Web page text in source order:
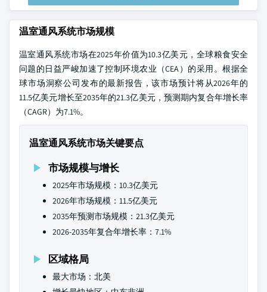
温室通风系统市场规模
温室通风系统市场在2025年价值为10.3亿美元，全球粮食安全
问题的日益严峻加速了控制环境农业（CEA）的采用。根据全
球市场洞察公司发布的最新报告，该市场预计将从2026年的
11.5亿美元增长至2035年的21.3亿美元，预测期内复合年增长率
（CAGR）为7.1%。
温室通风系统市场关键要点
市场规模与增长
2025年市场规模：10.3亿美元
2026年市场规模：11.5亿美元
2035年预测市场规模：21.3亿美元
2026-2035年复合年增长率：7.1%
区域格局
最大市场：北美